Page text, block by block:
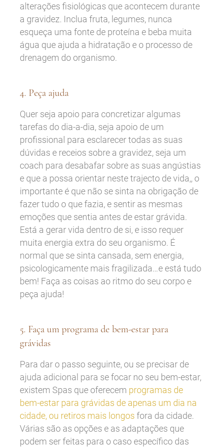
alterações fisiológicas que acontecem durante
a gravidez. Inclua fruta, legumes, nunca
esqueça uma fonte de proteína e beba muita
água que ajuda a hidratação e o processo de
drenagem do organismo.
4. Peça ajuda
Quer seja apoio para concretizar algumas
tarefas do dia-a-dia, seja apoio de um
profissional para esclarecer todas as suas
dúvidas e receios sobre a gravidez, seja um
coach para desabafar sobre as suas angústias
e que a possa orientar neste trajecto de vida,, o
importante é que não se sinta na obrigação de
fazer tudo o que fazia, e sentir as mesmas
emoções que sentia antes de estar grávida.
Está a gerar vida dentro de si, e isso requer
muita energia extra do seu organismo. É
normal que se sinta cansada, sem energia,
psicologicamente mais fragilizada…e está tudo
bem! Faça as coisas ao ritmo do seu corpo e
peça ajuda!
5. Faça um programa de bem-estar para
grávidas
Para dar o passo seguinte, ou se precisar de
ajuda adicional para se focar no seu bem-estar,
existem Spas que oferecem programas de
bem-estar para grávidas de apenas um dia na
cidade, ou retiros mais longos fora da cidade.
Várias são as opções e as adaptações que
podem ser feitas para o caso específico das